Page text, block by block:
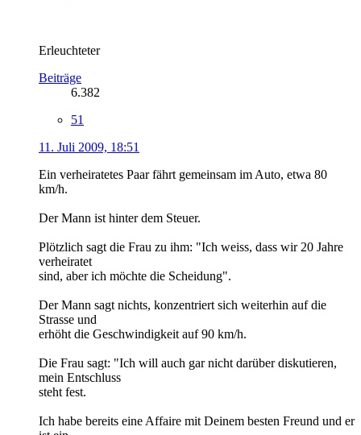
Erleuchteter
Beiträge
6.382
51
11. Juli 2009, 18:51
Ein verheiratetes Paar fährt gemeinsam im Auto, etwa 80
km/h.
Der Mann ist hinter dem Steuer.
Plötzlich sagt die Frau zu ihm: "Ich weiss, dass wir 20 Jahre
verheiratet
sind, aber ich möchte die Scheidung".
Der Mann sagt nichts, konzentriert sich weiterhin auf die
Strasse und
erhöht die Geschwindigkeit auf 90 km/h.
Die Frau sagt: "Ich will auch gar nicht darüber diskutieren,
mein Entschluss
steht fest.
Ich habe bereits eine Affaire mit Deinem besten Freund und er